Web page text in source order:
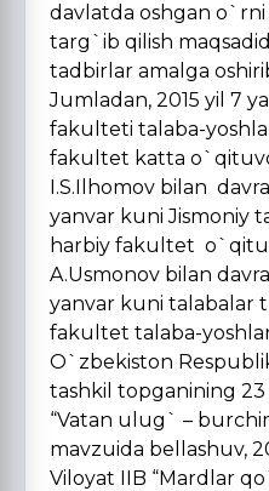
davlatda oshgan o`rni
targ`ib qilish
tadbirlar amalga
Jumladan, 2015 yil 7
fakulteti talaba-
fakultet katta
I.S.Ilhomov bilan
yanvar kuni Jismoniy
harbiy fakultet
A.Usmonov bilan
yanvar kuni talabalar
fakultet talaba-
O`zbekiston
tashkil topganining
“Vatan ulug` –
mavzuida bellashuv,
Viloyat IIB “Mardlar